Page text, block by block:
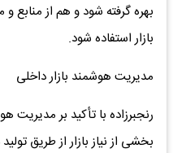
بهره گرفته شود و هم از منابع و
بازار استفاده شود.
مدیریت هوشمند بازار داخلی
رنجبرزاده با تأکید بر مدیریت
بخشی از نیاز بازار از طریق